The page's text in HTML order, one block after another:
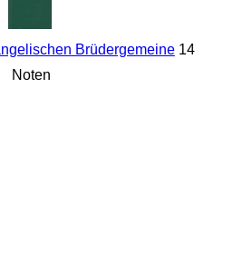
Brüdergemeine14
Noten